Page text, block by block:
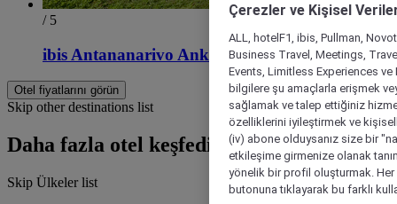
/ 5
ibis Antananarivo Ankorondrano
Otel fiyatlarını görün
Skip other destinations list
Daha fazla otel keşfedin
Skip Ülkeler list
Çerezler ve Kişisel
ALL, hotelF1, ibis, Pullman,
Business Travel, Meetings,
Events, Limitless Experiences
bilgilere şu amaçlarla erişmek
sağlamak ve talep ettiğiniz
özelliklerini iyileştirmek ve
(iv) abone olduysanız size bir
etkileşime girmenize olanak
yönelik bir profil oluşturmak.
butonuna tıklayarak bu farklı